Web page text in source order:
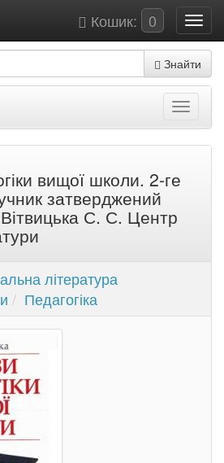
Кошик: 0
Знайти
вищої школи. 2-ге
затверджений
С. С. Центр
література
Педагогіка